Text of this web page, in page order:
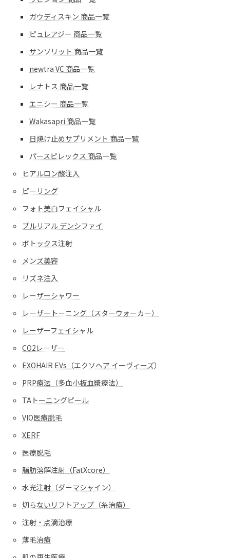
ガウディスキン 商品一覧
ピュレアジー 商品一覧
サンソリット 商品一覧
newtra VC 商品一覧
レナトス 商品一覧
エニシー 商品一覧
Wakasapri 商品一覧
日焼け止めサプリメント 商品一覧
パースピレックス 商品一覧
ヒアルロン酸注入
ピーリング
フォト美白フェイシャル
プルリアル デンシファイ
ボトックス注射
メンズ美容
リズネ注入
レーザーシャワー
レーザートーニング（スターウォーカー）
レーザーフェイシャル
CO2レーザー
EXOHAIR EVs（エクソヘア イーヴィーズ）
PRP療法（多血小板血漿療法）
TAトーニングピール
VIO医療脱毛
XERF
医療脱毛
脂肪溶解注射（FatXcore）
水光注射（ダーマシャイン）
切らないリフトアップ（糸治療）
注射・点滴治療
薄毛治療